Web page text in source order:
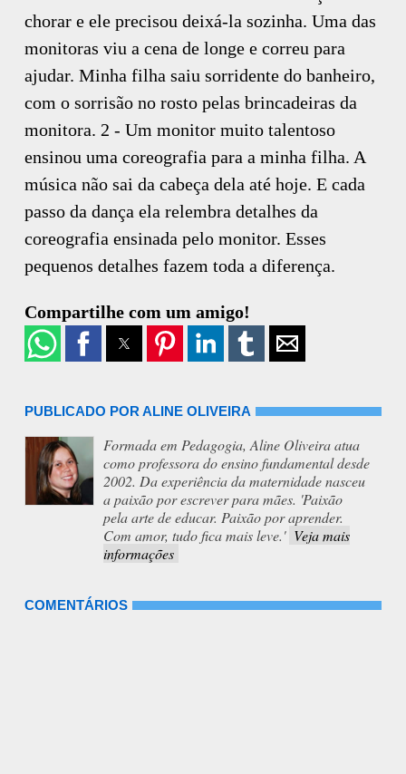
chorar e ele precisou deixá-la sozinha. Uma das
monitoras viu a cena de longe e correu para
ajudar. Minha filha saiu sorridente do banheiro,
com o sorrisão no rosto pelas brincadeiras da
monitora. 2 - Um monitor muito talentoso
ensinou uma coreografia para a minha filha. A
música não sai da cabeça dela até hoje. E cada
passo da dança ela relembra detalhes da
coreografia ensinada pelo monitor. Esses
pequenos detalhes fazem toda a diferença.
Compartilhe com um amigo!
PUBLICADO POR ALINE OLIVEIRA
Formada em Pedagogia, Aline Oliveira atua
como professora do ensino fundamental desde
2002. Da experiência da maternidade nasceu
a paixão por escrever para mães. 'Paixão
pela arte de educar. Paixão por aprender.
Com amor, tudo fica mais leve.' Veja mais
informações
COMENTÁRIOS